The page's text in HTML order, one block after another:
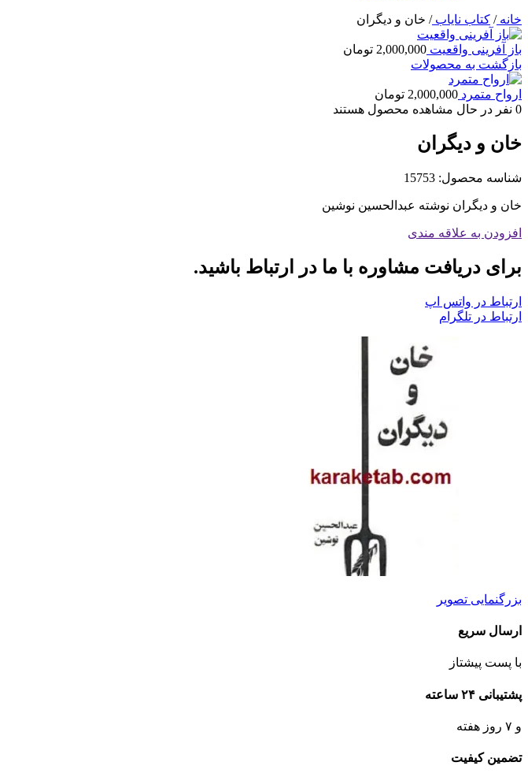
خانه/ کتاب نایاب/ خان و دیگران
باز آفرینی واقعیت 2,000,000 تومان
بازگشت به محصولات
ارواح متمرد 2,000,000 تومان
0 نفر در حال مشاهده محصول هستند
خان و دیگران
شناسه محصول: 15753
خان و دیگران نوشته عبدالحسین نوشین
افزودن به علاقه مندی
برای دریافت مشاوره با ما در ارتباط باشید.
ارتباط در واتس اپ
ارتباط در تلگرام
بزرگنمایی تصویر
ارسال سریع
با پست پیشتاز
پشتیبانی ۲۴ ساعته
و ۷ روز هفته
تضمین کیفیت